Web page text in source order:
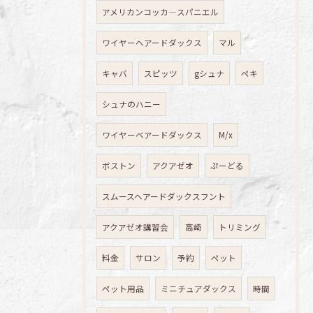
アメリカンコッカ―スパニエル
ワイヤーへアードダックス マル
キャバ スピッツ gシュナ ペキ
シュナのハニー
ワイヤーベアードダックス M/x
ボストン アクアゼオ ぷーどる
スムースヘアードダックスフント
アクアゼオ講習会 高崎 トリミング
料金 サロン 予約 ペット
ペット用品 ミニチュアダックス 時間